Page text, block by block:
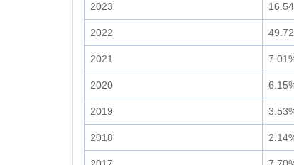
2023
2022
2021
2020
2019
2018